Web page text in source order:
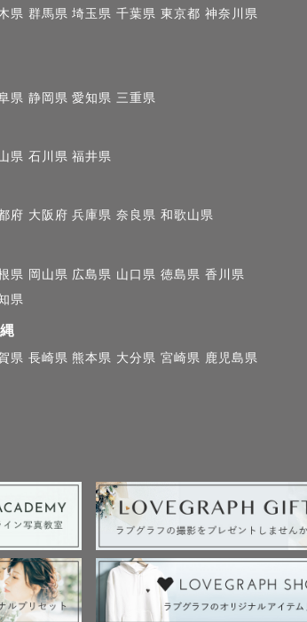
しょう‼
ト様からご予約を頂きます。
ためお時間は
、昼は14時～のお時間で
ます。
ますのでお気軽にご連絡ください✨
い可能性もございますのでご了承ください
ージや撮影時の服装や撮影場所の
県 群馬県 埼玉県 千葉県 東京都 神奈川県
県 静岡県 愛知県 三重県
県 石川県 福井県
府 大阪府 兵庫県 奈良県 和歌山県
県 岡山県 広島県 山口県 徳島県 香川県
県
県 長崎県 熊本県 大分県 宮崎県 鹿児島県